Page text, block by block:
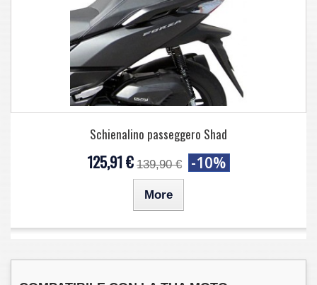
Schienalino passeggero Shad
125,91 € 139,90 € -10%
More